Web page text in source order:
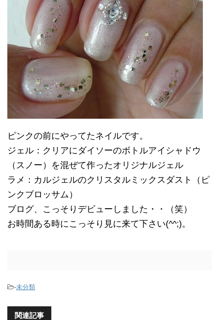
ピンクの前にやってたネイルです。
ジェル：クリアにダイソーのボトルアイシャドウ
（スノー）を混ぜて作ったオリジナルジェル
ラメ：カルジェルのクリスタルミックスダスト（ピ
ンクブロッサム）
ブログ、こっそりデビューしました・・（笑）
お時間ある時にこっそり見に来て下さい(^^;)。
-未分類
関連記事